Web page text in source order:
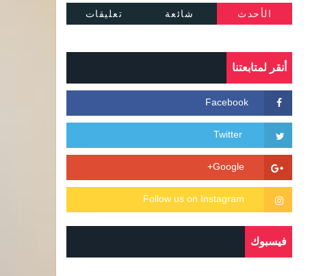
الأحدث شائعة تعليقات
أنقر لمتابعتنا
فيسبوك